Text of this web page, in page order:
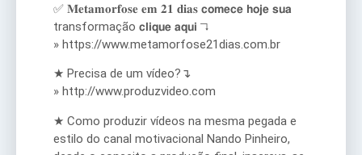
✅ 𝐌𝐞𝐭𝐚𝐦𝐨𝐫𝐟𝐨𝐬𝐞 𝐞𝐦 𝟐𝟏 𝐝𝐢𝐚𝐬 𝗰𝗼𝗺𝗲𝗰𝗲 𝗵𝗼𝗷𝗲 𝘀𝘂𝗮
transformação 𝗰𝗹𝗶𝗾𝘂𝗲 𝗮𝗾𝘂𝗶 ↴
» https://www.metamorfose21dias.com.br
★ Precisa de um vídeo?↴
» http://www.produzvideo.com
★ Como produzir vídeos na mesma pegada e
estilo do canal motivacional Nando Pinheiro,